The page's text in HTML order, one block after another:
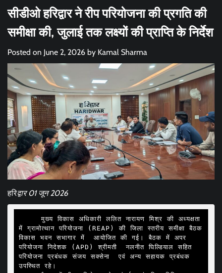
सीडीओ हरिद्वार ने रीप परियोजना की प्रगति की
समीक्षा की, जुलाई तक लक्ष्यों की प्राप्ति के निर्देश
Posted on June 2, 2026 by Kamal Sharma
हरिद्वार 01 जून 2026
     मुख्य विकास अधिकारी ललित नारायण मिश्र की अध्यक्षता
में ग्रामोत्थान परियोजना (REAP) की जिला स्तरीय समीक्षा बैठक
विकास भवन सभागार में  आयोजित की गई। बैठक में अपर
परियोजना निदेशक (APD) श्रीमती  नलनीत घिल्डियाल सहित
परियोजना प्रबंधक संजय सक्सेना  एवं अन्य सहायक प्रबंधक
उपस्थित रहे।